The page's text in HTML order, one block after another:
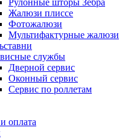
Рулонные шторы Зебра
Жалюзи плиссе
Фотожалюзи
Мультифактурные жалюзи
службы
Дверной сервис
Оконный сервис
Сервис по роллетам
оплата